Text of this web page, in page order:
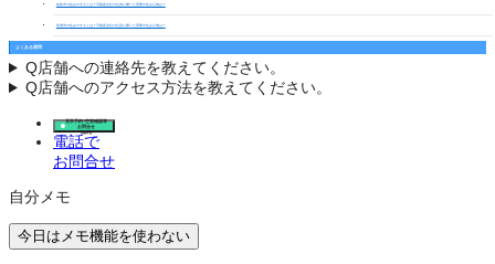
知多市の住みやすさとは？不動産会社の社員に聞いた実際の住み心地は？
常滑市の住みやすさとは？不動産会社の社員に聞いた実際の住み心地は？
よくある質問
Q店舗への連絡先を教えてください。
Q店舗へのアクセス方法を教えてください。
見学予約･空室確認等
お問合せ
(無料)
電話で
お問合せ
自分メモ
今日はメモ機能を使わない